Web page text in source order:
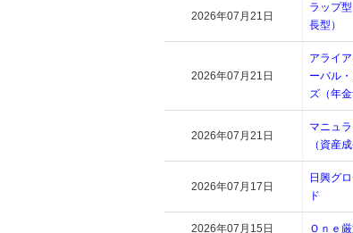
2026年07月21日
ラップ
長型）
2026年07月21日
アライ
ーバル
ズ（年
2026年07月21日
マニュ
（資産
2026年07月17日
日興グ
ド
2026年07月15日 Ｏｎｅ